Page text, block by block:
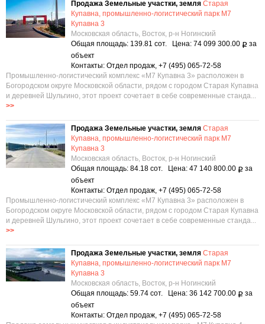
Продажа Земельные участки, земля Старая
Купавна, промышленно-логистический парк М7
Купавна 3
Московская область, Восток, р-н Ногинский
Общая площадь: 139.81 сот. Цена: 74 099 300.00 Р за
объект
Контакты: Отдел продаж, +7 (495) 065-72-58
Промышленно-логистический комплекс «М7 Купавна 3» расположен в
Богородском округе Московской области, рядом с городом Старая Купавна
и деревней Шульгино, этот проект сочетает в себе современные станда...
>>
Продажа Земельные участки, земля Старая
Купавна, промышленно-логистический парк М7
Купавна 3
Московская область, Восток, р-н Ногинский
Общая площадь: 84.18 сот. Цена: 47 140 800.00 Р за
объект
Контакты: Отдел продаж, +7 (495) 065-72-58
Промышленно-логистический комплекс «М7 Купавна 3» расположен в
Богородском округе Московской области, рядом с городом Старая Купавна
и деревней Шульгино, этот проект сочетает в себе современные станда...
>>
Продажа Земельные участки, земля Старая
Купавна, промышленно-логистический парк М7
Купавна 3
Московская область, Восток, р-н Ногинский
Общая площадь: 59.74 сот. Цена: 36 142 700.00 Р за
объект
Контакты: Отдел продаж, +7 (495) 065-72-58